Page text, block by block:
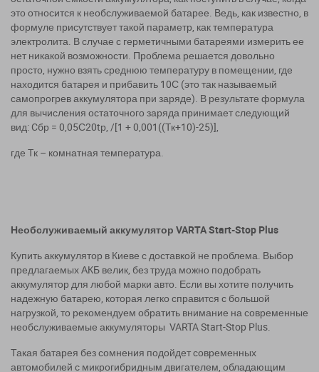
это относится к необслуживаемой батарее. Ведь, как известно, в
формуле присутствует такой параметр, как температура
электролита. В случае с герметичными батареями измерить ее
нет никакой возможности. Проблема решается довольно
просто, нужно взять среднюю температуру в помещении, где
находится батарея и прибавить 10С (это так называемый
самопрогрев аккумулятора при заряде). В результате формула
для вычисления остаточного заряда принимает следующий
вид: Cбр = 0,05С20tр, /[1 + 0,001((Tк+10)-25)],
где Tк – комнатная температура.
Необслуживаемый аккумулятор VARTA Start-Stop Plus
Купить аккумулятор в Киеве с доставкой не проблема. Выбор
предлагаемых АКБ велик, без труда можно подобрать
аккумулятор для любой марки авто. Если вы хотите получить
надежную батарею, которая легко справится с большой
нагрузкой, то рекомендуем обратить внимание на современные
необслуживаемые аккумуляторы VARTA Start-Stop Plus.
Такая батарея без сомнения подойдет современных
автомобилей с микрогибридным двигателем, обладающим